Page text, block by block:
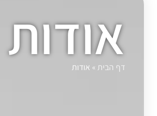
אודות
דף הבית » אודות